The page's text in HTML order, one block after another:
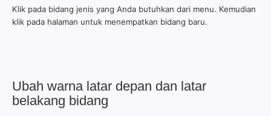
Klik pada bidang jenis yang Anda butuhkan dari menu. Kemudian
klik pada halaman untuk menempatkan bidang baru.
Ubah warna latar depan dan latar
belakang bidang